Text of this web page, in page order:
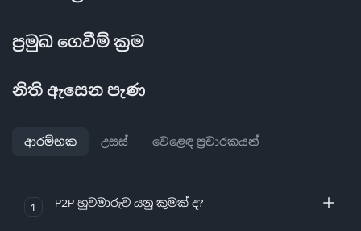
ප්‍රමුඛ ගෙවීම් ක්‍රම
නිති ඇසෙන පැණ
ආරම්භක උසස් වෙළෙඳ ප්‍රචාරකයන්
1 P2P හුවමාරුව යනු කුමක් ද?